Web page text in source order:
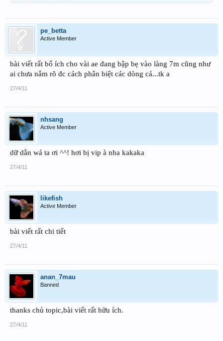
pe_betta
Active Member
bài viết rất bổ ích cho vài ae đang bập bẹ vào làng 7m cũng như
ai chưa nắm rõ đc cách phân biệt các dòng cá...tk a
27/4/11
nhsang
Active Member
dữ dằn wá ta ơi ^^! hơi bị vip à nha kakaka
27/4/11
likefish
Active Member
bài viết rất chi tiết
27/4/11
anan_7mau
Banned
thanks chủ topic,bài viết rất hữu ích.
27/4/11